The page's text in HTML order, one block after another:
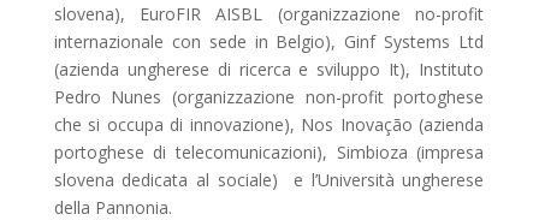
slovena), EuroFIR AISBL (organizzazione no-profit
internazionale con sede in Belgio), Ginf Systems Ltd
(azienda ungherese di ricerca e sviluppo It), Instituto
Pedro Nunes (organizzazione non-profit portoghese
che si occupa di innovazione), Nos Inovação (azienda
portoghese di telecomunicazioni), Simbioza (impresa
slovena dedicata al sociale) e l’Università ungherese
della Pannonia.